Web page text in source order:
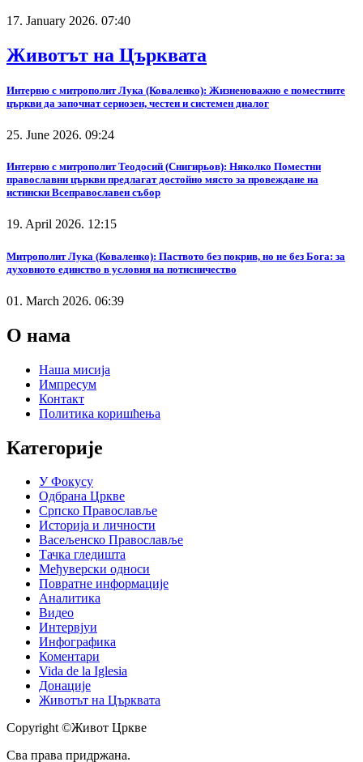
17. January 2026. 07:40
Животът на Църквата
Интервю с митрополит Лука (Коваленко): Жизненоважно е поместните
църкви да започнат сериозен, честен и системен диалог
25. June 2026. 09:24
Интервю с митрополит Теодосий (Снигирьов): Няколко Поместни
православни църкви предлагат достойно място за провеждане на
истински Всеправославен събор
19. April 2026. 12:15
Митрополит Лука (Коваленко): Паството без покрив, но не без Бога: за
духовното единство в условия на потисничество
01. March 2026. 06:39
О нама
Наша мисија
Импресум
Контакт
Политика коришћења
Категорије
У Фокусу
Одбрана Цркве
Српско Православље
Историја и личности
Васељенско Православље
Тачка гледишта
Међуверски односи
Повратне информације
Аналитика
Видео
Интервјуи
Инфографика
Коментари
Vida de la Iglesia
Донације
Животът на Църквата
Copyright ©Живот Цркве
Сва права придржана.